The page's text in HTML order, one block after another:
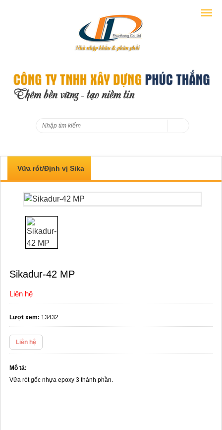
Vữa rót/Định vị Sika
Sikadur-42 MP
Liên hệ
Lượt xem: 13432
Liên hệ
Mô tả:
Vữa rót gốc nhựa epoxy 3 thành phần.